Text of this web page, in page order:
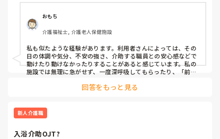
ッドから車椅子、車椅子からベッド、リフトの椅子から車椅
子などの時に突然石のように動かなくなる時があるのですが
対応できずに困っています。皆さんはどうしていますか？
おもち
介護福祉士, 介護老人保健施設
私も似たような経験があります。利用者さんによっては、その
日の体調や気分、不安の強さ、介助する職員との安心感などで
動けたり動けなかったりすることがあると感じています。私の
施設では無理に急がせず、一度深呼吸してもらったり、「前に
グを合わせています。それでも難しいときは、一人で抱え込ま
回答をもっと見る
新人介護職
入浴介助OJT?